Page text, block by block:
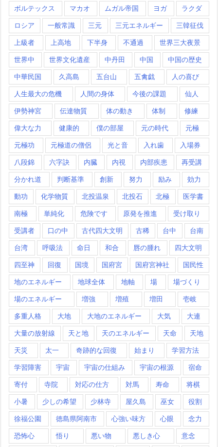
ボルテックス マカオ ムガル帝国 ヨガ ラクダ
ロシア 一般常識 三元 三元エネルギー 三韓征伐
上級者 上高地 下半身 不通過 世界三大夜景
世界中 世界文化遺産 中丹田 中国 中国の歴史
中華民国 久高島 五台山 五禽戯 人の喜び
人生最大の危機 人間の身体 今後の課題 仙人
伊勢神宮 伝達物質 体の動き 体制 修練
偉大な力 健康的 僕の部屋 元の時代 元極
元極功 元極道の僧侶 光と音 入れ歯 入場券
八段錦 六字訣 内臓 内視 内部疾患 再受講
分かれ道 判断基準 創新 努力 励み 効力
動功 化学物質 北投温泉 北投石 北極 医学書
南極 単純化 危険です 原発を推進 受け取り
受講者 口の中 古代四大文明 古稀 台中 台南
台湾 呼吸法 命日 和合 唇の腫れ 四大文明
四至神 回復 国境 国府宮 国府宮神社 国民性
地のエネルギー 地球全体 地軸 場 場づくり
場のエネルギー 増強 増殖 増田 壱岐
多重人格 大地 大地のエネルギー 大気 大連
大量の放射線 天と地 天のエネルギー 天命 天地
天災 太一 奇跡的な回復 始まり 学習方法
学習障害 宇宙 宇宙の仕組み 宇宙の根源 宿命
寄付 寺院 対応の仕方 対馬 寿命 将棋
小暑 少しの希望 少林寺 屋久島 巫女 役割
徐福公園 徳島県阿南市 心強い味方 心眼 念力
恐怖心 悟り 悪い物 悪しき心 意念